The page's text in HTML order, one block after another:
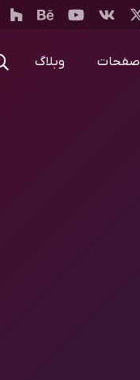
صفحات وبلاگ